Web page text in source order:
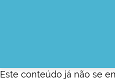
Este conteúdo já não se